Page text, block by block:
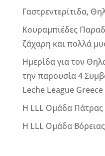
Γαστρεντερίτιδα,
Κουραμπιέδες
ζάχαρη και πολλά
Ημερίδα για τον
την παρουσία 4
Leche League Greece
Η LLL Ομάδα Πάτρας
Η LLL Ομάδα